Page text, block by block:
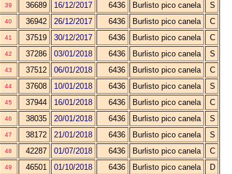
39 36689 16/12/2017 6436 Burlisto pico canela S
40 36942 26/12/2017 6436 Burlisto pico canela C
41 37519 30/12/2017 6436 Burlisto pico canela C
42 37286 03/01/2018 6436 Burlisto pico canela S
43 37512 06/01/2018 6436 Burlisto pico canela C
44 37608 10/01/2018 6436 Burlisto pico canela S
45 37944 16/01/2018 6436 Burlisto pico canela C
46 38035 20/01/2018 6436 Burlisto pico canela S
47 38172 21/01/2018 6436 Burlisto pico canela S
48 42287 01/07/2018 6436 Burlisto pico canela C
49 46501 01/10/2018 6436 Burlisto pico canela D